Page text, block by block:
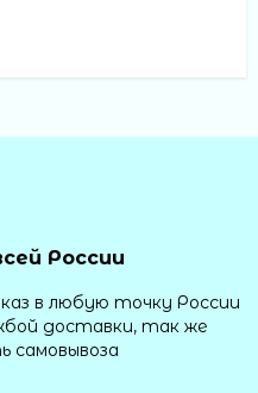
России
в любую точку России
доставки, так же
самовывоза